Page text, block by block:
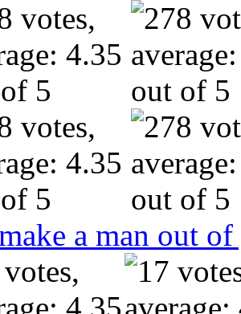
a man out